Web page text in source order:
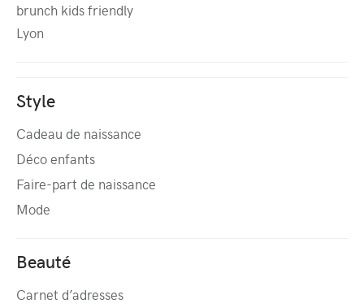
brunch kids friendly
Lyon
Style
Cadeau de naissance
Déco enfants
Faire-part de naissance
Mode
Beauté
Carnet d’adresses